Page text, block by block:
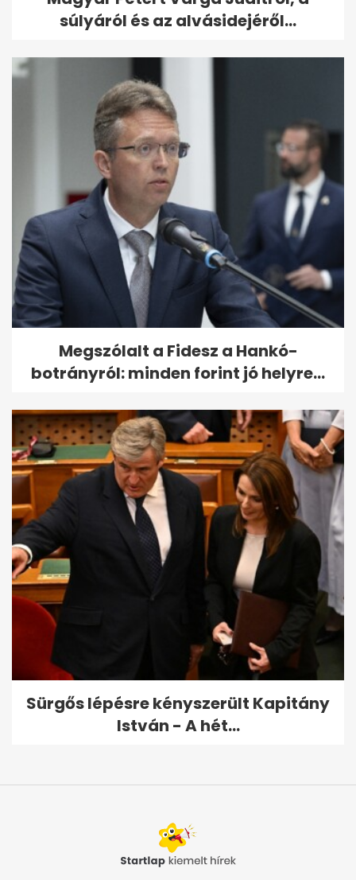
súlyáról és az alvásidejéről...
Megszólalt a Fidesz a Hankó-
botrányról: minden forint jó helyre...
Sürgős lépésre kényszerült Kapitány
István - A hét...